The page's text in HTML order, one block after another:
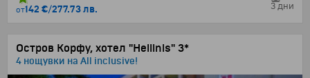
от142 €/277.73 лв. 3 дни
Остров Корфу, хотел "Hellinis" 3*
4 нощувки на All inclusive!